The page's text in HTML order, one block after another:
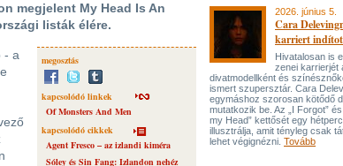
megjelent My Head Is An
listák élére.
megosztás
kapcsolódó linkek
Of Monsters And Men
kapcsolódó cikkek
Agent Fresco – az izlandi kiméra
Sóley és Sin Fang: Izlandon nehéz
- a
2026. június 5.
Cara
karriert
Hivatalosan is
zenei karrierjét
divatmodellként és
ismert szupersztár. Cara
egymáshoz szorosan kötődő
mutatkozik be. Az „I Forgot”
my Head” kettősét egy
illusztrálja, amit tényleg csak
lehet végignézni. Tovább